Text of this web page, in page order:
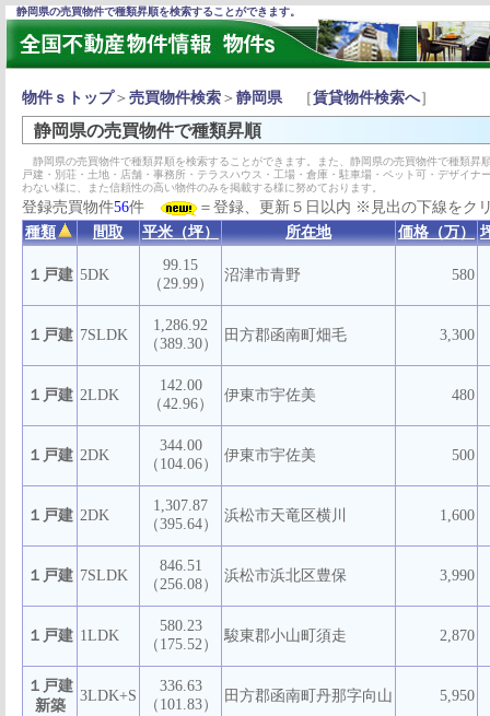
静岡県の売買物件で種類昇順を検索することができます。
物件ｓトップ＞ 売買物件検索 ＞ 静岡県［賃貸物件検索へ］
静岡県の売買物件で種類昇順
静岡県の売買物件で種類昇順を検索することができます。また、静岡県の売買物件で種類
戸建・別荘・土地・店舗・事務所・テラスハウス・工場・倉庫・駐車場・ペット可・デザイ
わない様に、また信頼性の高い物件のみを掲載する様に努めております。
登録売買物件56件
＝登録、更新５日以内 ※見出の下線をク
種類
間取 平米（坪） 所在地 価格（万）
１戸建 5DK
99.15
（29.99）
沼津市青野 580
１戸建 7SLDK
1,286.92
（389.30）
田方郡函南町畑毛 3,300
１戸建 2LDK
142.00
（42.96）
伊東市宇佐美 480
１戸建 2DK
344.00
（104.06）
伊東市宇佐美 500
１戸建 2DK
1,307.87
（395.64）
浜松市天竜区横川 1,600
１戸建 7SLDK
846.51
（256.08）
浜松市浜北区豊保 3,990
１戸建 1LDK
580.23
（175.52）
駿東郡小山町須走 2,870
１戸建
新築
3LDK+S
336.63
（101.83）
田方郡函南町丹那字向山 5,950